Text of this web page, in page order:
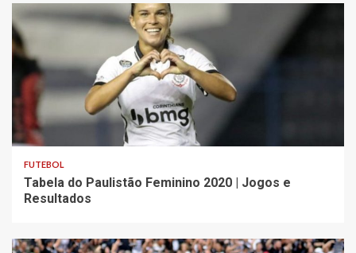
FUTEBOL
Tabela do Paulistão Feminino 2020 | Jogos e
Resultados